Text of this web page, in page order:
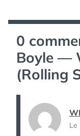
0
Boyle —
(Rolling
Le